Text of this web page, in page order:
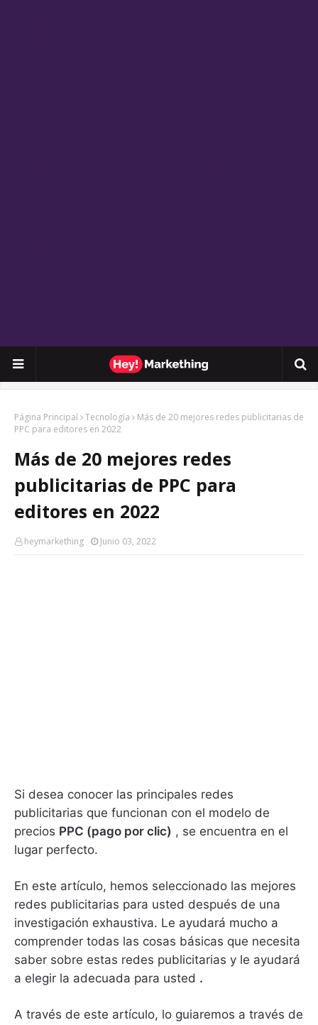
Página Principal Tecnología
Más de 20 mejores redes publicitarias de
PPC para editores en 2022
Más de 20 mejores redes
publicitarias de PPC para
editores en 2022
heymarkething Junio 03, 2022
Si desea conocer las principales redes
publicitarias que funcionan con el modelo de
precios PPC (pago por clic) , se encuentra en el
lugar perfecto.
En este artículo, hemos seleccionado las mejores
redes publicitarias para usted después de una
investigación exhaustiva. Le ayudará mucho a
comprender todas las cosas básicas que necesita
saber sobre estas redes publicitarias y le ayudará
a elegir la adecuada para usted .
A través de este artículo, lo guiaremos a través de